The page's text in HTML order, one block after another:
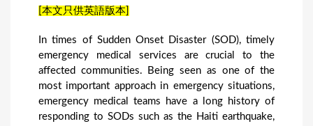
[本文只供英語版本]
In times of Sudden Onset Disaster (SOD), timely
emergency medical services are crucial to the
affected communities. Being seen as one of the
most important approach in emergency situations,
emergency medical teams have a long history of
responding to SODs such as the Haiti earthquake,